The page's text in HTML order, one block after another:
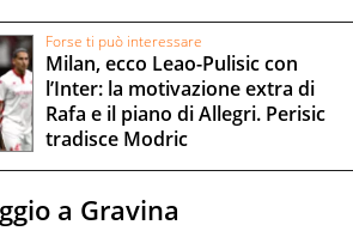
Forse ti può interessare
Milan, ecco Leao-Pulisic con
l’Inter: la motivazione extra di
Rafa e il piano di Allegri. Perisic
tradisce Modric
a Gravina